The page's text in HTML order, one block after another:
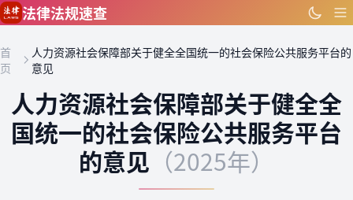
跳到主要内容
法律法规速查
首
页
人力资源社会保障部关于健全全国统一的社会保险公共服务平台的
意见
人力资源社会保障部关于健全全
国统一的社会保险公共服务平台
的意见 （2025年）